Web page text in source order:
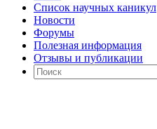
Список научных каникул
Новости
Форумы
Полезная информация
Отзывы и публикации